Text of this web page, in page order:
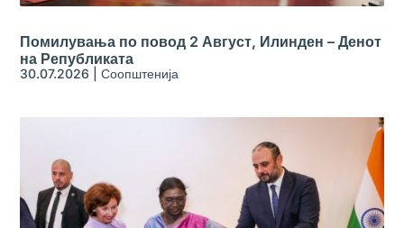
Помилувања по повод 2 Август, Илинден – Денот
на Републиката
30.07.2026 |Соопштенија